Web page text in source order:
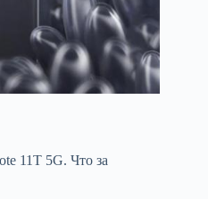
11T 5G. Что за